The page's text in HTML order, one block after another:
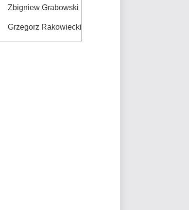
Zbigniew Grabowski
Grzegorz Rakowiecki